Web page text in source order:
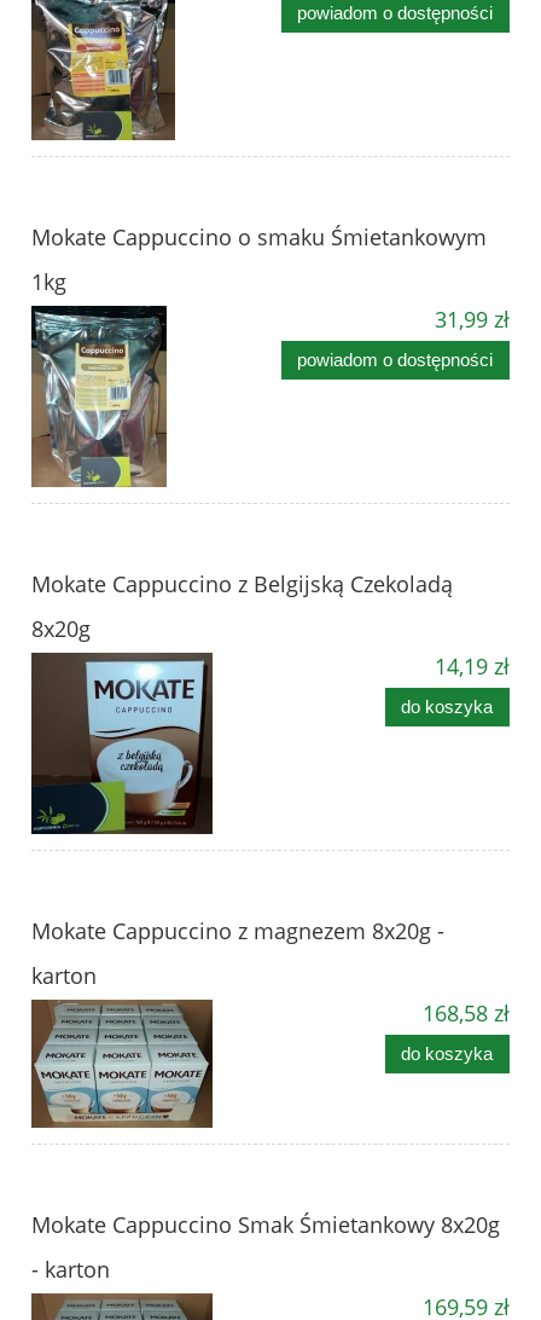
powiadom o dostępności
Mokate Cappuccino o smaku Śmietankowym
1kg
31,99 zł
powiadom o dostępności
Mokate Cappuccino z Belgijską Czekoladą
8x20g
14,19 zł
do koszyka
Mokate Cappuccino z magnezem 8x20g -
karton
168,58 zł
do koszyka
Mokate Cappuccino Smak Śmietankowy 8x20g
- karton
169,59 zł